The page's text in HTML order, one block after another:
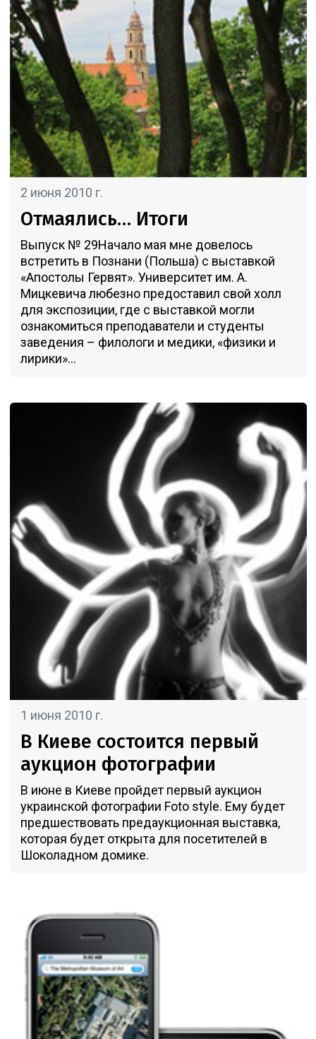
2 июня 2010 г.
Отмаялись… Итоги
Выпуск № 29Начало мая мне довелось
встретить в Познани (Польша) с выставкой
«Апостолы Гервят». Университет им. А.
Мицкевича любезно предоставил свой холл
для экспозиции, где с выставкой могли
ознакомиться преподаватели и студенты
заведения – филологи и медики, «физики и
лирики»...
1 июня 2010 г.
В Киеве состоится первый
аукцион фотографии
В июне в Киеве пройдет первый аукцион
украинской фотографии Foto style. Ему будет
предшествовать предаукционная выставка,
которая будет открыта для посетителей в
Шоколадном домике.